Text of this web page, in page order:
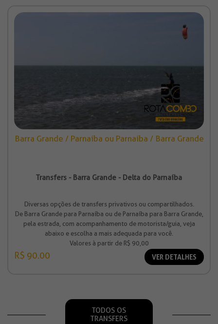
Barra Grande / Parnaíba ou Parnaíba / Barra Grande
Transfers - Barra Grande - Delta do Parnaíba
Diversas opções de transfers privativos ou compartilhados.
De Barra Grande para Parnaíba ou de Parnaíba para Barra Grande,
pela estrada, com acompanhamento de motorista/guia, veja
abaixo e escolha a mais adequada para você.
Valores à partir de R$ 90,00
R$ 90.00 VER DETALHES
TODOS OS
TRANSFERS